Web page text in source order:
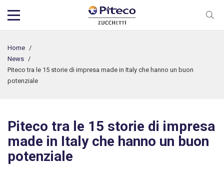
Home /
News /
Piteco tra le 15 storie di impresa made in Italy che hanno un buon
potenziale
Piteco tra le 15 storie di impresa
made in Italy che hanno un buon
potenziale